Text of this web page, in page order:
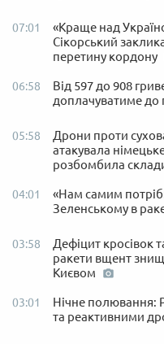
07:01
«Краще над
Сікорський
перетину кордону
06:58
Від 597 до 908
доплачуватиме до
05:58
Дрони проти
атакувала
розбомбила
04:01
«Нам самим
Зеленському в
03:58
Дефіцит кросівок
ракети вщент
Києвом
03:01
Нічне полювання:
та реактивними